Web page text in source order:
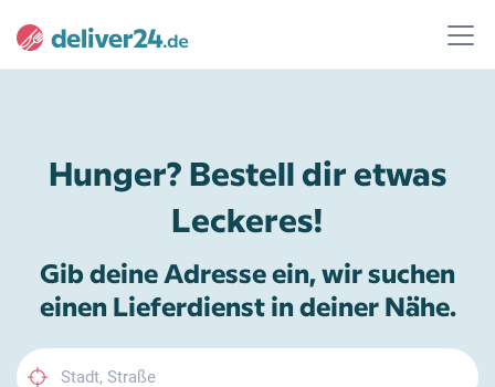
Hunger? Bestell dir etwas
Leckeres!
Gib deine Adresse ein, wir suchen
einen Lieferdienst in deiner Nähe.